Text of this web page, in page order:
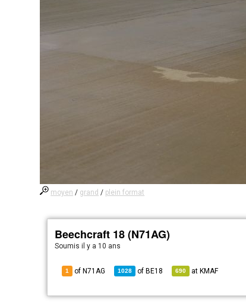
moyen / grand / plein format
Beechcraft 18 (N71AG)
Soumisil y a 10 ans
1 of N71AG 1028 of BE18 690 at KMAF